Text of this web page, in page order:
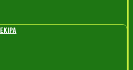
EKIPA